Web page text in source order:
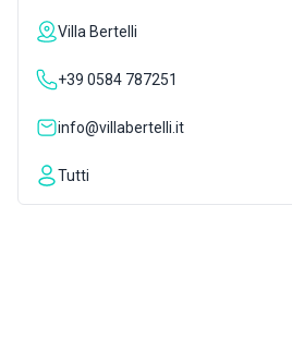
LIVE WEBCAM
CONTACTS
Villa Bertelli
+39 0584 787251
info@villabertelli.it
Tutti